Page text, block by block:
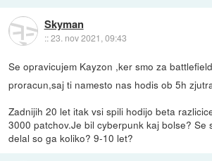
Skyman
::23. nov 2021, 09:43
Se opravicujem Kayzon ,ker smo za
proracun,saj ti namesto nas hodis ob 5h
Zadnijih 20 let itak vsi spili hodijo beta
3000 patchov.Je bil cyberpunk kaj bolse? Se
delal so ga koliko? 9-10 let?